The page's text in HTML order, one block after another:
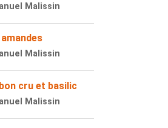
Malissin
Malissin
cru et basilic
Malissin